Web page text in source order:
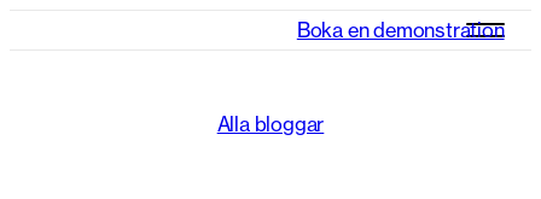
Boka en demonstration
Alla bloggar